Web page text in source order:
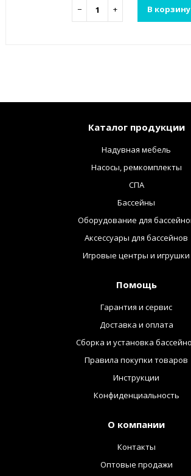
− + В корзину
Каталог продукции
Надувная мебель
Насосы, ремкомплекты
СПА
Бассейны
Оборудование для
Аксессуары для бассейнов
Игровые центры и игрушки
Помощь
Гарантия и сервис
Доставка и оплата
Сборка и установка
Правила покупки товаров
Инструкции
Конфиденциальность
О компании
Контакты
Оптовые продажи